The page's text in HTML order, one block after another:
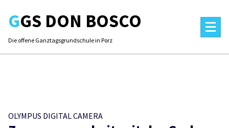
contentGGS DON BOSCO
Die offene Ganztagsgrundschule in Porz
OLYMPUS DIGITAL CAMERA